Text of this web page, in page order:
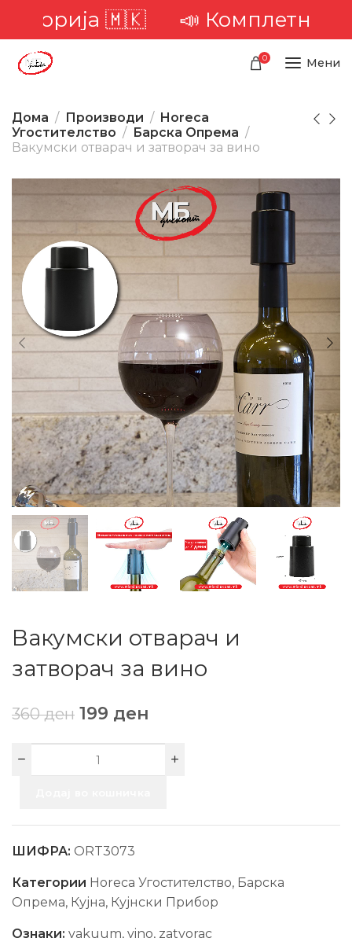
🇲🇰 📣 Комплетна
0 Мени
Дома Производи
Horeca
Угостителство
Барска Опрема
Вакумски отварач и затворач за вино
-45%
Вакумски отварач и
затворач за вино
360ден 199 ден
ШИФРА: ORT3073
Категории Horeca Угостителство, Барска
Опрема, Кујна, Кујнски Прибор
Ознаки: vakuum, vino, zatvorac